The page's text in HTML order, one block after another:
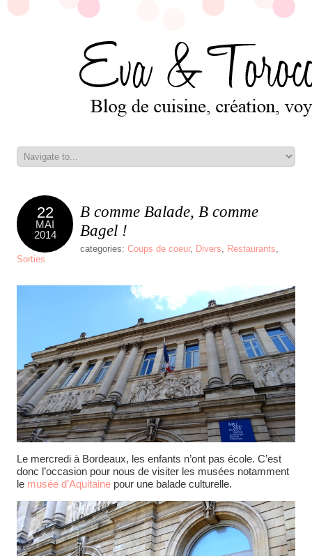
22
MAI
2014
B comme Balade, B comme
Bagel !
categories: Coups de coeur, Divers, Restaurants,
Sorties
Le mercredi à Bordeaux, les enfants n’ont pas école. C’est
donc l’occasion pour nous de visiter les musées notamment
le musée d’Aquitaine pour une balade culturelle.